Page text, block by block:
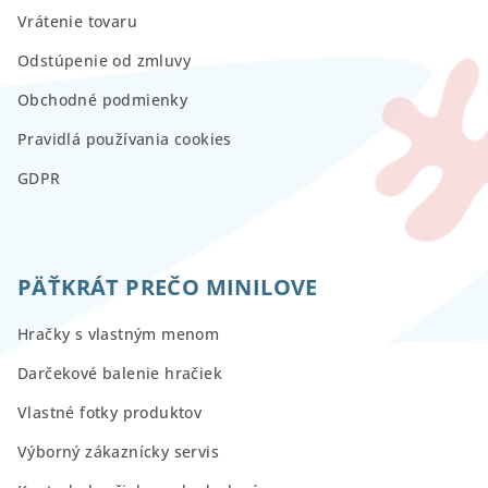
Vrátenie tovaru
Odstúpenie od zmluvy
Obchodné podmienky
Pravidlá používania cookies
GDPR
PÄŤKRÁT PREČO MINILOVE
Hračky s vlastným menom
Darčekové balenie hračiek
Vlastné fotky produktov
Výborný zákaznícky servis